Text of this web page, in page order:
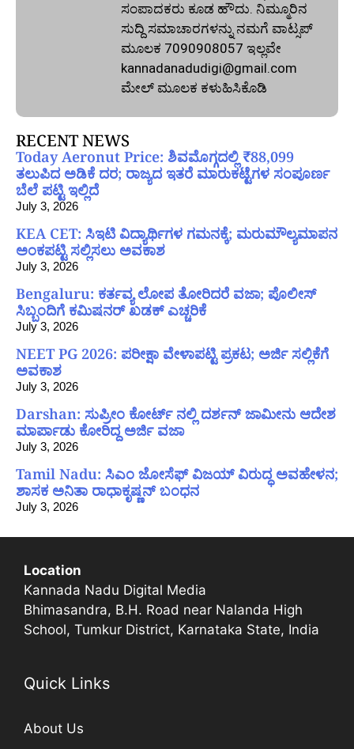
ಸಂಪಾದಕರು ಕೂಡ ಹೌದು. ನಿಮ್ಮೂರಿನ
ಸುದ್ದಿ ಸಮಾಚಾರಗಳನ್ನು ನಮಗೆ ವಾಟ್ಸಪ್‌
ಮೂಲಕ 7090908057 ಇಲ್ಲವೇ
kannadanadudigi@gmail.com
ಮೇಲ್‌ ಮೂಲಕ ಕಳುಹಿಸಿಕೊಡಿ
RECENT NEWS
Today Aeronut Price: ಶಿವಮೊಗ್ಗದಲ್ಲಿ ₹88,099
ತಲುಪಿದ ಅಡಿಕೆ ದರ; ರಾಜ್ಯದ ಇತರೆ ಮಾರುಕಟ್ಟೆಗಳ ಸಂಪೂರ್ಣ
ಬೆಲೆ ಪಟ್ಟಿ ಇಲ್ಲಿದೆ
July 3, 2026
KEA CET: ಸಿಇಟಿ ವಿದ್ಯಾರ್ಥಿಗಳ ಗಮನಕ್ಕೆ; ಮರುಮೌಲ್ಯಮಾಪನ
ಅಂಕಪಟ್ಟಿ ಸಲ್ಲಿಸಲು ಅವಕಾಶ
July 3, 2026
Bengaluru: ಕರ್ತವ್ಯ ಲೋಪ ತೋರಿದರೆ ವಜಾ; ಪೊಲೀಸ್
ಸಿಬ್ಬಂದಿಗೆ ಕಮಿಷನರ್ ಖಡಕ್ ಎಚ್ಚರಿಕೆ
July 3, 2026
NEET PG 2026: ಪರೀಕ್ಷಾ ವೇಳಾಪಟ್ಟಿ ಪ್ರಕಟ; ಅರ್ಜಿ ಸಲ್ಲಿಕೆಗೆ
ಅವಕಾಶ
July 3, 2026
Darshan: ಸುಪ್ರೀಂ ಕೋರ್ಟ್ ನಲ್ಲಿ ದರ್ಶನ್ ಜಾಮೀನು ಆದೇಶ
ಮಾರ್ಪಾಡು ಕೋರಿದ್ದ ಅರ್ಜಿ ವಜಾ
July 3, 2026
Tamil Nadu: ಸಿಎಂ ಜೋಸೆಫ್ ವಿಜಯ್ ವಿರುದ್ಧ ಅವಹೇಳನ;
ಶಾಸಕ ಅನಿತಾ ರಾಧಾಕೃಷ್ಣನ್ ಬಂಧನ
July 3, 2026
Location
Kannada Nadu Digital Media
Bhimasandra, B.H. Road near Nalanda High
School, Tumkur District, Karnataka State, India
Quick Links
About Us